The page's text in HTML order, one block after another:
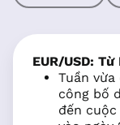
EUR/USD: Từ
Tuần
công bố
đến